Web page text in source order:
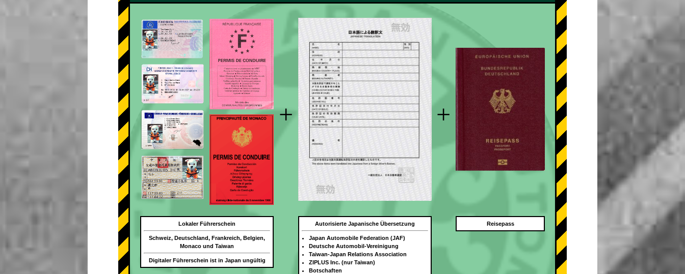
+ +
Lokaler Führerschein
Schweiz, Deutschland, Frankreich, Belgien,
Monaco und Taiwan
Digitaler Führerschein ist in Japan ungültig
Autorisierte Japanische Übersetzung
Japan Automobile Federation (JAF)
Deutsche Automobil-Vereinigung
Taiwan-Japan Relations Association
ZIPLUS Inc. (nur Taiwan)
Botschaften
Reisepass